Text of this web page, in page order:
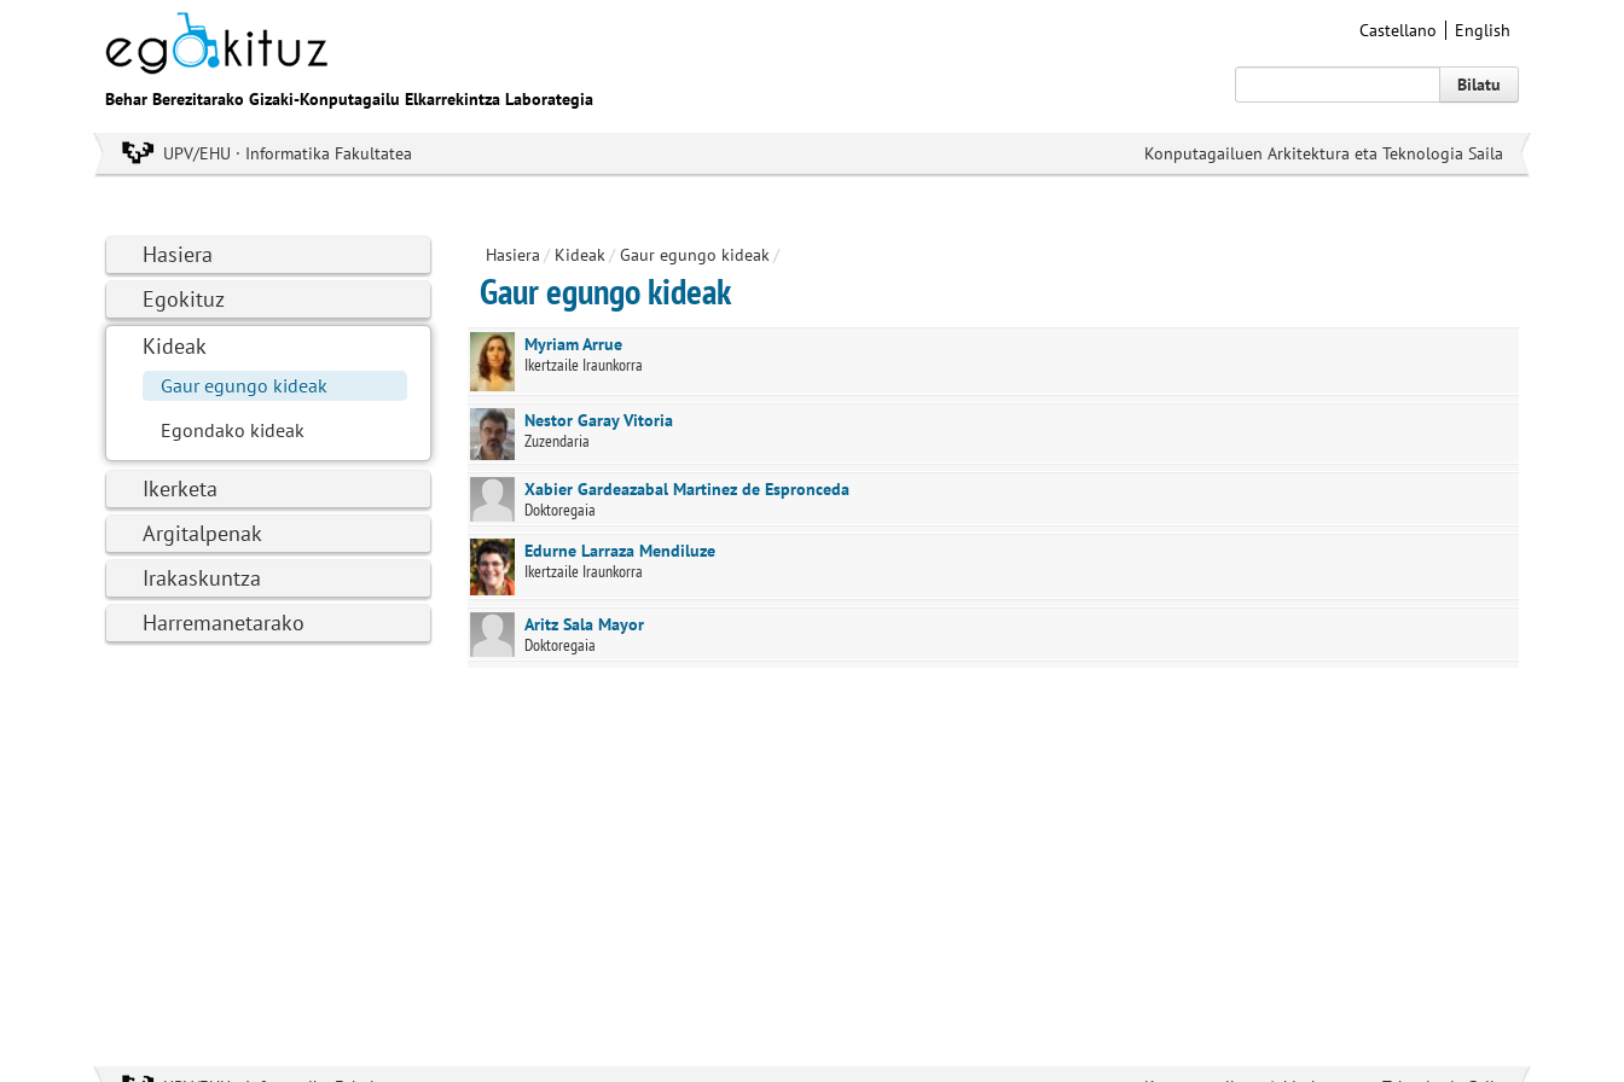
Behar Berezitarako Gizaki-Konputagailu Elkarrekintza Laborategia
Castellano English
Bilatu
UPV/EHU · Informatika Fakultatea Konputagailuen Arkitektura eta Teknologia Saila
Hasiera
Egokituz
Kideak
Gaur egungo kideak
Egondako kideak
Ikerketa
Argitalpenak
Irakaskuntza
Harremanetarako
Hasiera / Kideak/ Gaur egungo kideak/
Gaur egungo kideak
Myriam Arrue
Ikertzaile Iraunkorra
Nestor Garay Vitoria
Zuzendaria
Xabier Gardeazabal Martinez de Espronceda
Doktoregaia
Edurne Larraza Mendiluze
Ikertzaile Iraunkorra
Aritz Sala Mayor
Doktoregaia